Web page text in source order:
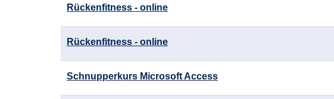
Rückenfitness - online
Rückenfitness - online
Schnupperkurs Microsoft Access